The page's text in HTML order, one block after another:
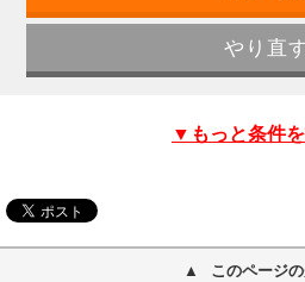
▼もっと条件
このページ